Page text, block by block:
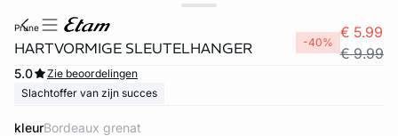
prune
HARTVORMIGE SLEUTELHANGER -40%
€ 5.99
€ 9.99
5.0
Zie beoordelingen
Slachtoffer van zijn succes
kleur bordeaux grenat